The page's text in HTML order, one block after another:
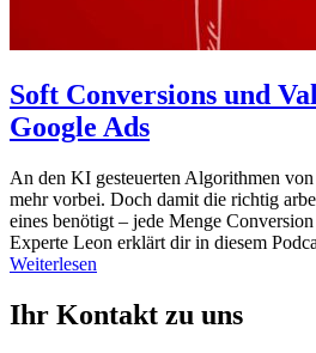
Soft Conversions und
Google Ads
An den KI gesteuerten Algorithmen
mehr vorbei. Doch damit die richtig
eines benötigt – jede Menge
Experte Leon erklärt dir in diesem
Weiterlesen
Ihr Kontakt zu uns